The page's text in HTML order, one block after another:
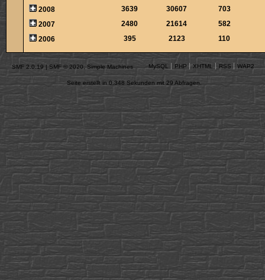
2008
3639 30607
703
2007
2480 21614
582
2006
395 2123 110
SMF 2.0.19 | SMF © 2020 Simple Machines MySQL PHP XHTML RSS WAP2
Seite erstellt in 0.348 Sekunden mit 29 Abfragen.